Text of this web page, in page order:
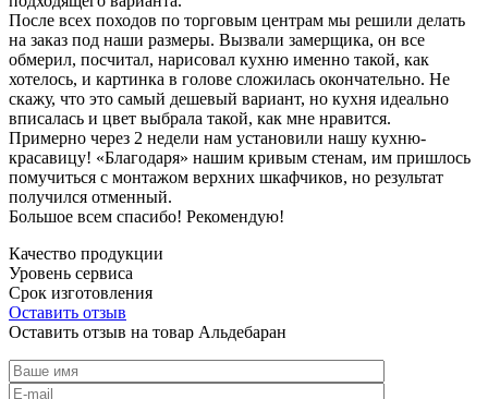
После всех походов по торговым центрам мы решили делать
на заказ под наши размеры. Вызвали замерщика, он все
обмерил, посчитал, нарисовал кухню именно такой, как
хотелось, и картинка в голове сложилась окончательно. Не
скажу, что это самый дешевый вариант, но кухня идеально
вписалась и цвет выбрала такой, как мне нравится.
Примерно через 2 недели нам установили нашу кухню-
красавицу! «Благодаря» нашим кривым стенам, им пришлось
помучиться с монтажом верхних шкафчиков, но результат
получился отменный.
Большое всем спасибо! Рекомендую!
Качество продукции
Уровень сервиса
Срок изготовления
Оставить отзыв
Оставить отзыв на товар Альдебаран